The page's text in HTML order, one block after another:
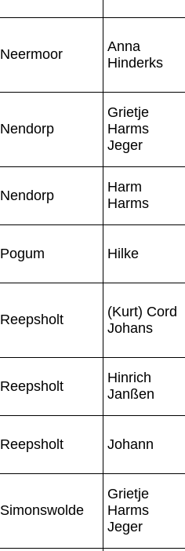
Neermoor
Anna
Hinderks
Nendorp
Grietje
Harms
Jeger
Nendorp
Harm
Harms
Pogum Hilke
Reepsholt
(Kurt) Cord
Johans
Reepsholt
Hinrich
Janßen
Reepsholt Johann
Simonswolde
Grietje
Harms
Jeger